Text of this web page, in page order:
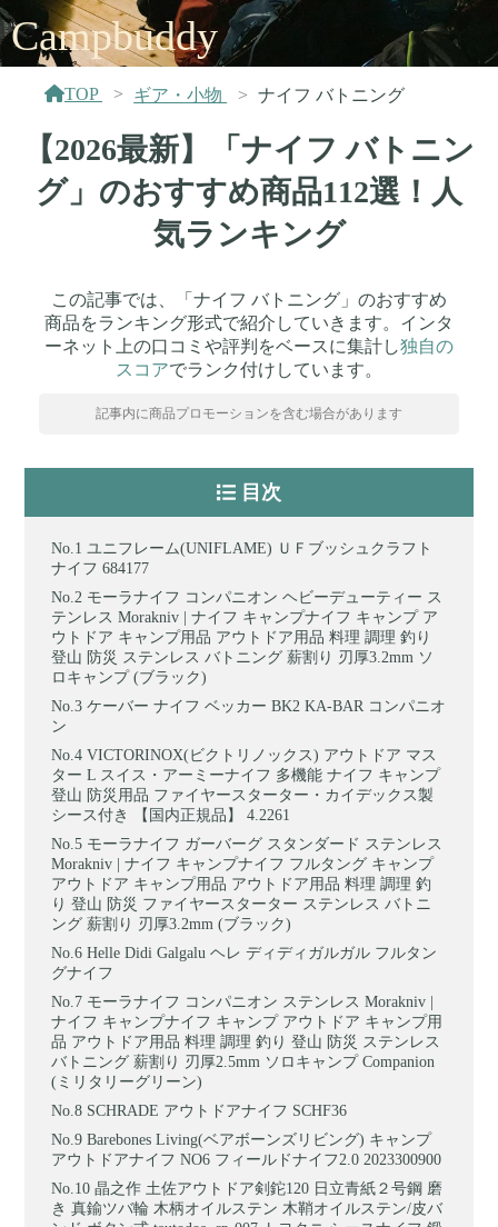
Campbuddy
TOP ギア・小物 ナイフ バトニング
【2026最新】「ナイフ バトニン
グ」のおすすめ商品112選！人
気ランキング
この記事では、「ナイフ バトニング」のおすすめ
商品をランキング形式で紹介していきます。インタ
ーネット上の口コミや評判をベースに集計し独自の
スコアでランク付けしています。
記事内に商品プロモーションを含む場合があります
目次
ユニフレーム(UNIFLAME) ＵＦブッシュクラフト
ナイフ 684177
モーラナイフ コンパニオン ヘビーデューティー ス
テンレス Morakniv | ナイフ キャンプナイフ キャンプ ア
ウトドア キャンプ用品 アウトドア用品 料理 調理 釣り
登山 防災 ステンレス バトニング 薪割り 刃厚3.2mm ソ
ロキャンプ (ブラック)
ケーバー ナイフ ベッカー BK2 KA-BAR コンパニオ
ン
VICTORINOX(ビクトリノックス) アウトドア マス
ター L スイス・アーミーナイフ 多機能 ナイフ キャンプ
登山 防災用品 ファイヤースターター・カイデックス製
シース付き 【国内正規品】 4.2261
モーラナイフ ガーバーグ スタンダード ステンレス
Morakniv | ナイフ キャンプナイフ フルタング キャンプ
アウトドア キャンプ用品 アウトドア用品 料理 調理 釣
り 登山 防災 ファイヤースターター ステンレス バトニ
ング 薪割り 刃厚3.2mm (ブラック)
Helle Didi Galgalu ヘレ ディディガルガル フルタン
グナイフ
モーラナイフ コンパニオン ステンレス Morakniv |
ナイフ キャンプナイフ キャンプ アウトドア キャンプ用
品 アウトドア用品 料理 調理 釣り 登山 防災 ステンレス
バトニング 薪割り 刃厚2.5mm ソロキャンプ Companion
(ミリタリーグリーン)
SCHRADE アウトドアナイフ SCHF36
Barebones Living(ベアボーンズリビング) キャンプ
アウトドアナイフ NO6 フィールドナイフ2.0 2023300900
晶之作 土佐アウトドア剣鉈120 日立青紙２号鋼 磨
き 真鍮ツバ輪 木柄オイルステン 木鞘オイルステン/皮バ